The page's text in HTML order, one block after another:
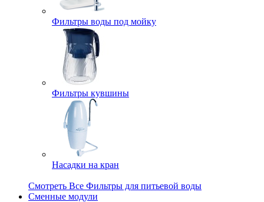
Фильтры воды под мойку
Фильтры кувшины
Насадки на кран
Смотреть Все Фильтры для питьевой воды
Сменные модули